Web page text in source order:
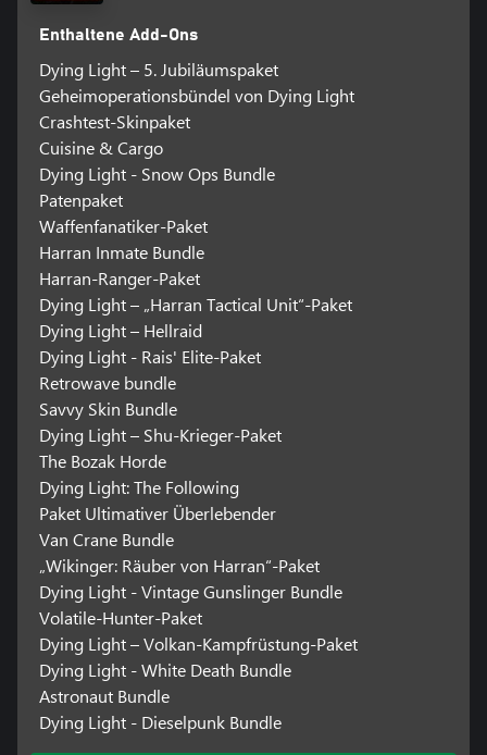
Enthaltene Add-Ons
Dying Light – 5. Jubiläumspaket
Geheimoperationsbündel von Dying Light
Crashtest-Skinpaket
Cuisine & Cargo
Dying Light - Snow Ops Bundle
Patenpaket
Waffenfanatiker-Paket
Harran Inmate Bundle
Harran-Ranger-Paket
Dying Light – „Harran Tactical Unit“-Paket
Dying Light – Hellraid
Dying Light - Rais' Elite-Paket
Retrowave bundle
Savvy Skin Bundle
Dying Light – Shu-Krieger-Paket
The Bozak Horde
Dying Light: The Following
Paket Ultimativer Überlebender
Van Crane Bundle
„Wikinger: Räuber von Harran“-Paket
Dying Light - Vintage Gunslinger Bundle
Volatile-Hunter-Paket
Dying Light – Volkan-Kampfrüstung-Paket
Dying Light - White Death Bundle
Astronaut Bundle
Dying Light - Dieselpunk Bundle